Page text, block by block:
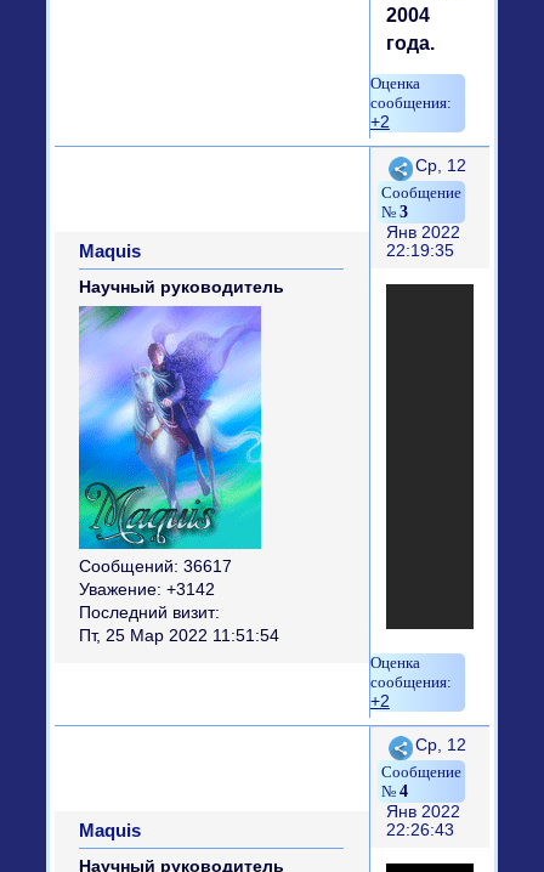
2004
года.
+2
Поделиться
3
Ср, 12
Янв 2022
22:19:35
Maquis
Научный руководитель
Сообщений: 36617
Уважение: +3142
Последний визит:
Пт, 25 Мар 2022 11:51:54
+2
Поделиться
4
Ср, 12
Янв 2022
22:26:43
Maquis
Научный руководитель